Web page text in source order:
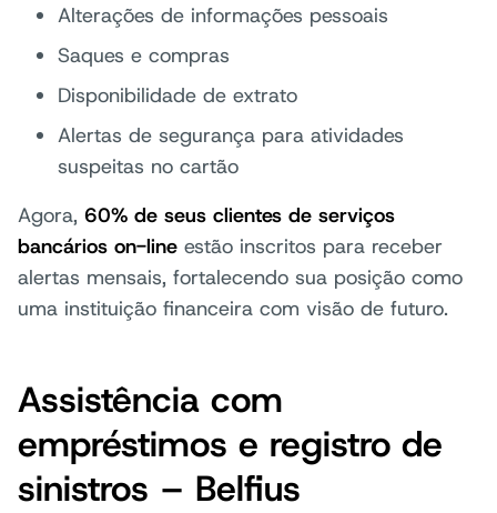
Alterações de informações pessoais
Saques e compras
Disponibilidade de extrato
Alertas de segurança para atividades
suspeitas no cartão
Agora, 60% de seus clientes de serviços
bancários on-line estão inscritos para receber
alertas mensais, fortalecendo sua posição como
uma instituição financeira com visão de futuro.
Assistência com
empréstimos e registro de
sinistros – Belfius